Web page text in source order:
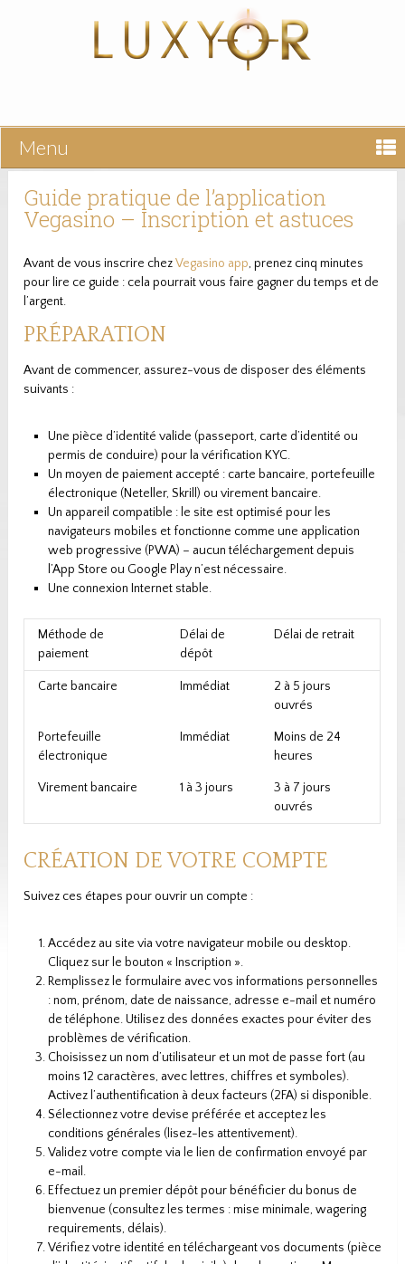
Menu
Guide pratique de l’application
Vegasino – Inscription et astuces
Avant de vous inscrire chezVegasino app, prenez cinq minutes
pour lire ce guide : cela pourrait vous faire gagner du temps et de
l’argent.
PRÉPARATION
Avant de commencer, assurez-vous de disposer des éléments
suivants :
Une pièce d’identité valide (passeport, carte d’identité ou
permis de conduire) pour la vérification KYC.
Un moyen de paiement accepté : carte bancaire, portefeuille
électronique (Neteller, Skrill) ou virement bancaire.
Un appareil compatible : le site est optimisé pour les
navigateurs mobiles et fonctionne comme une application
web progressive (PWA) – aucun téléchargement depuis
l’App Store ou Google Play n’est nécessaire.
Une connexion Internet stable.
Méthode de
paiement
Délai de
dépôt
Délai de retrait
Carte bancaire Immédiat
2 à 5 jours
ouvrés
Portefeuille
électronique
Immédiat
Moins de 24
heures
Virement bancaire 1 à 3 jours
3 à 7 jours
ouvrés
CRÉATION DE VOTRE COMPTE
Suivez ces étapes pour ouvrir un compte :
Accédez au site via votre navigateur mobile ou desktop.
Cliquez sur le bouton « Inscription ».
Remplissez le formulaire avec vos informations personnelles
: nom, prénom, date de naissance, adresse e-mail et numéro
de téléphone. Utilisez des données exactes pour éviter des
problèmes de vérification.
Choisissez un nom d’utilisateur et un mot de passe fort (au
moins 12 caractères, avec lettres, chiffres et symboles).
Activez l’authentification à deux facteurs (2FA) si disponible.
Sélectionnez votre devise préférée et acceptez les
conditions générales (lisez-les attentivement).
Validez votre compte via le lien de confirmation envoyé par
e-mail.
Effectuez un premier dépôt pour bénéficier du bonus de
bienvenue (consultez les termes : mise minimale, wagering
requirements, délais).
Vérifiez votre identité en téléchargeant vos documents (pièce